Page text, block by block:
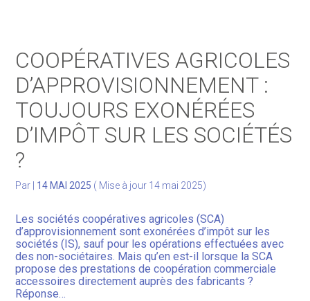
Développer votre activité
Gérer votre patrimoine
Facturation Électronique
COOPÉRATIVES AGRICOLES
D’APPROVISIONNEMENT :
TOUJOURS EXONÉRÉES
D’IMPÔT SUR LES SOCIÉTÉS
?
Par 14 MAI 2025 ( Mise à jour 14 mai 2025)
Les sociétés coopératives agricoles (SCA)
d’approvisionnement sont exonérées d’impôt sur les
sociétés (IS), sauf pour les opérations effectuées avec
des non-sociétaires. Mais qu’en est-il lorsque la SCA
propose des prestations de coopération commerciale
accessoires directement auprès des fabricants ?
Réponse…